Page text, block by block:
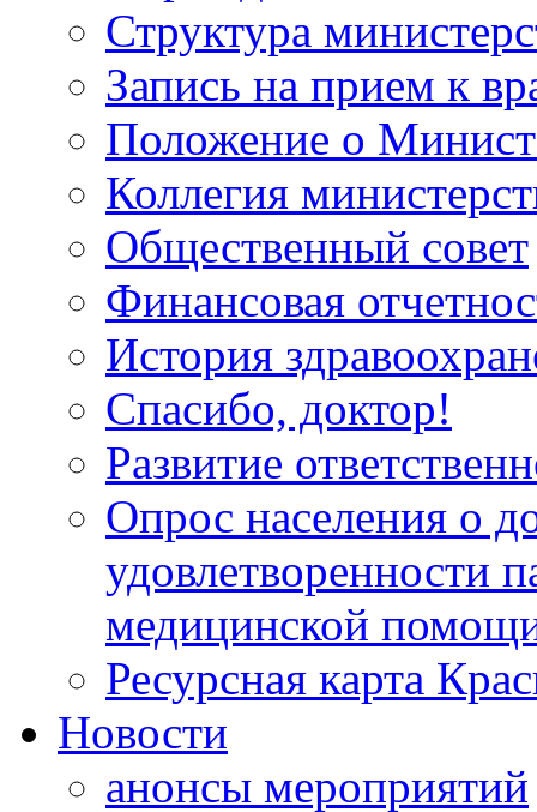
Структура
Запись на прием к
Положение о
Коллегия
Общественный совет
Финансовая
История
Спасибо, доктор!
Развитие
Опрос населения о
удовлетворенности
медицинской
Ресурсная карта
Новости
анонсы мероприятий